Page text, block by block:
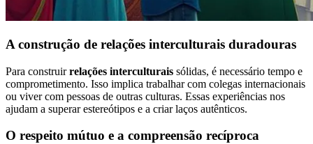
A construção de relações interculturais duradouras
Para construirrelações interculturais sólidas, é necessário tempo e
comprometimento. Isso implica trabalhar com colegas internacionais
ou viver com pessoas de outras culturas. Essas experiências nos
ajudam a superar estereótipos e a criar laços autênticos.
O respeito mútuo e a compreensão recíproca